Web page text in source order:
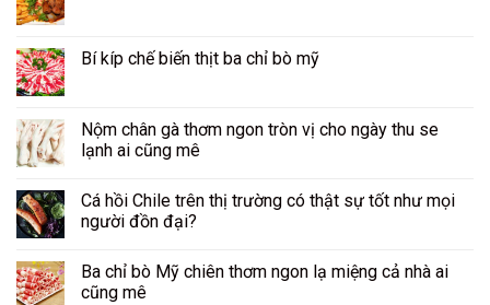
Bí kíp chế biến thịt ba chỉ bò mỹ
Nộm chân gà thơm ngon tròn vị cho ngày thu se
lạnh ai cũng mê
Cá hồi Chile trên thị trường có thật sự tốt như mọi
người đồn đại?
Ba chỉ bò Mỹ chiên thơm ngon lạ miệng cả nhà ai
cũng mê